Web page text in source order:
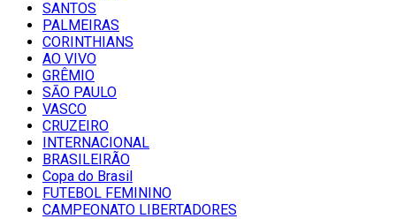
SANTOS
PALMEIRAS
CORINTHIANS
AO VIVO
GRÊMIO
SĀO PAULO
VASCO
CRUZEIRO
INTERNACIONAL
BRASILEIRÃO
Copa do Brasil
FUTEBOL FEMININO
CAMPEONATO LIBERTADORES